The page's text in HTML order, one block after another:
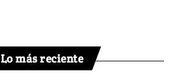
Lo más reciente